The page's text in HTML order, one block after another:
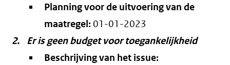
Planning voor de uitvoering van de
maatregel: 01-01-2023
Er is geen budget voor toegankelijkheid
Beschrijving van het issue: